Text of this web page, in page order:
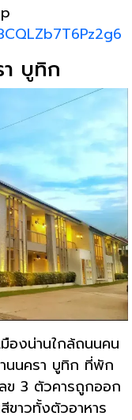
า บูทิก
องน่านใกล้ถนนคน
นนครา บูทิก ที่พัก
ข 3 ตัวคารถูกออก
าวทั้งตัวอาหาร